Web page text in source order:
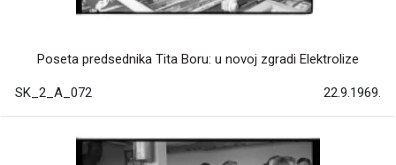
Poseta predsednika Tita Boru: u novoj zgradi Elektrolize
SK_2_A_072 22.9.1969.